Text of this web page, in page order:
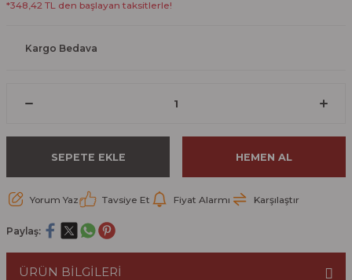
*348,42 TL den başlayan taksitlerle!
Kargo Bedava
SEPETE EKLE HEMEN AL
Yorum Yaz Tavsiye Et Fiyat Alarmı Karşılaştır
Paylaş:
ÜRÜN BİLGİLERİ